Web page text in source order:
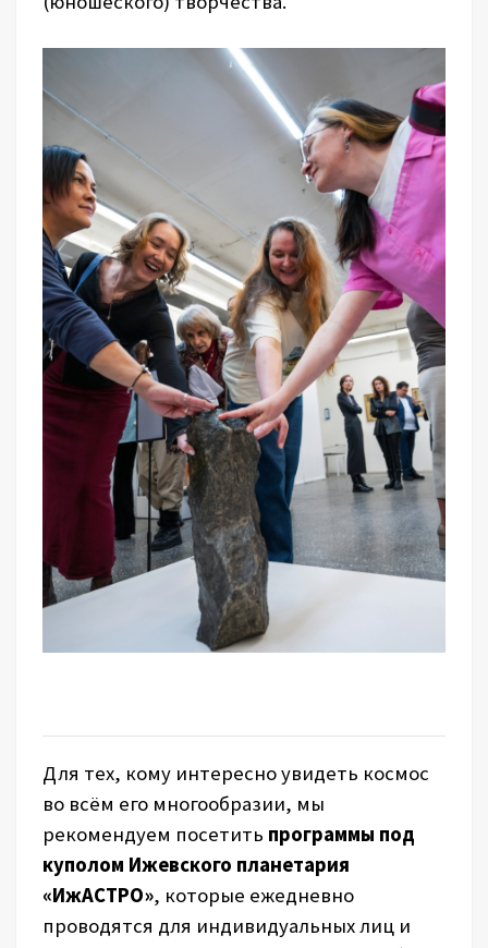
Для тех, кому интересно увидеть космос
во всём его многообразии, мы
рекомендуем посетить программы под
куполом Ижевского планетария
«ИжАСТРО», которые ежедневно
проводятся для индивидуальных лиц и